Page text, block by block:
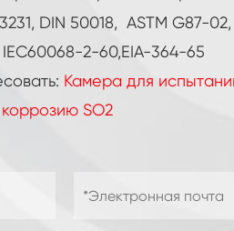
DIN 50018, ASTM G87-
2-60,EIA-364-65
Камера для
SO2